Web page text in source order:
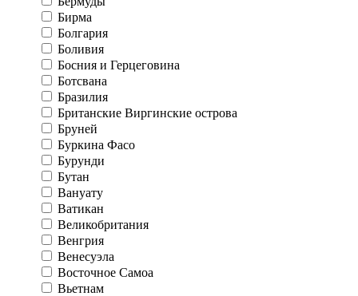
Бирма
Болгария
Боливия
Босния и Герцеговина
Ботсвана
Бразилия
Британские Виргинские острова
Бруней
Буркина Фасо
Бурунди
Бутан
Вануату
Ватикан
Великобритания
Венгрия
Венесуэла
Восточное Самоа
Вьетнам